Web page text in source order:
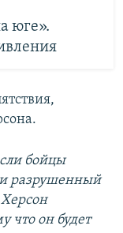
юге».
бойцы
разрушенный
что он будет